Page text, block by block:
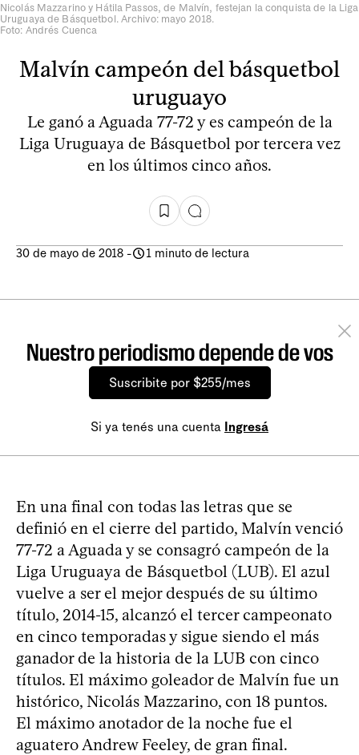
Nicolás Mazzarino y Hátila Passos, de Malvín, festejan la conquista de la Liga
Uruguaya de Básquetbol. Archivo: mayo 2018.
Foto: Andrés Cuenca
Malvín campeón del básquetbol
uruguayo
Le ganó a Aguada 77-72 y es campeón de la
Liga Uruguaya de Básquetbol por tercera vez
en los últimos cinco años.
30 de mayo de 2018 - 1 minuto de lectura
Nuestro periodismo depende de vos
Suscribite por $255/mes
Si ya tenés una cuenta Ingresá
En una final con todas las letras que se
definió en el cierre del partido, Malvín venció
77-72 a Aguada y se consagró campeón de la
Liga Uruguaya de Básquetbol (LUB). El azul
vuelve a ser el mejor después de su último
título, 2014-15, alcanzó el tercer campeonato
en cinco temporadas y sigue siendo el más
ganador de la historia de la LUB con cinco
títulos. El máximo goleador de Malvín fue un
histórico, Nicolás Mazzarino, con 18 puntos.
El máximo anotador de la noche fue el
aguatero Andrew Feeley, de gran final.